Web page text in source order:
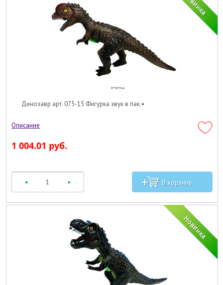
Динозавр арт. 075-15 Фигурка звук в пак.•
1 004.01 руб.